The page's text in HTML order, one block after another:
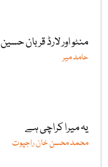
منٹو اور لارڈ قربان حسین
حامد میر
یہ میرا کراچی ہے
محمد محسن خان راجپوت